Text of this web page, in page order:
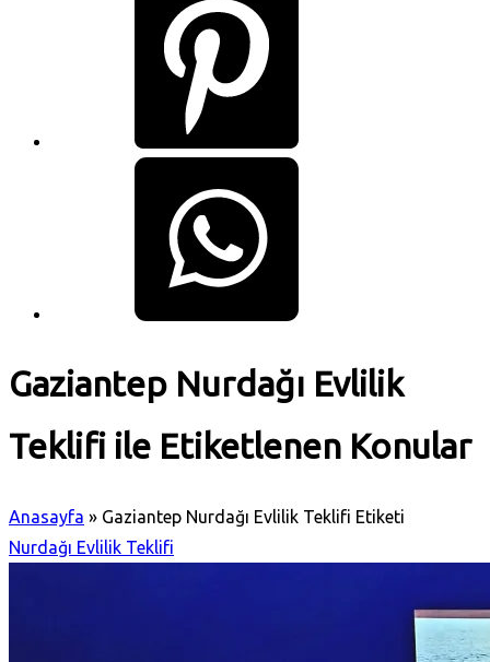
Gaziantep Nurdağı Evlilik
Teklifi ile Etiketlenen Konular
Anasayfa » Gaziantep Nurdağı Evlilik Teklifi Etiketi
Nurdağı Evlilik Teklifi